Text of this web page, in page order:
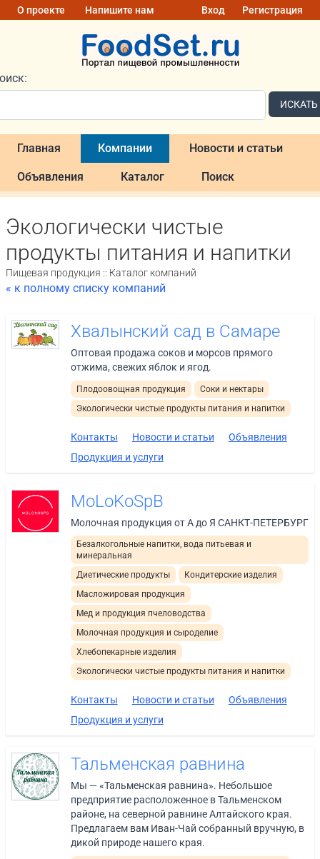
О проекте Напишите нам Вход Регистрация
ИСКАТЬ
Главная Компании Новости и статьи
Объявления Каталог Поиск
Экологически чистые
продукты питания и напитки
Пищевая продукция :: Каталог компаний
« к полному списку компаний
Хвалынский сад в Самаре
Оптовая продажа соков и морсов прямого
отжима, свежих яблок и ягод.
Плодоовощная продукция
Соки и нектары
Экологически чистые продукты питания и напитки
Контакты Новости и статьи
Объявления
Продукция и услуги
MoLoKoSpB
Молочная продукция от А до Я САНКТ-ПЕТЕРБУРГ
Безалкогольные напитки, вода питьевая и
минеральная
Диетические продукты
Кондитерские изделия
Масложировая продукция
Мед и продукция пчеловодства
Молочная продукция и сыроделие
Хлебопекарные изделия
Экологически чистые продукты питания и напитки
Контакты Новости и статьи
Объявления
Продукция и услуги
Тальменская равнина
Мы — «Тальменская равнина». Небольшое
предприятие расположенное в Тальменском
районе, на северной равнине Алтайского края.
Предлагаем вам Иван-Чай собранный вручную, в
дикой природе нашего края.